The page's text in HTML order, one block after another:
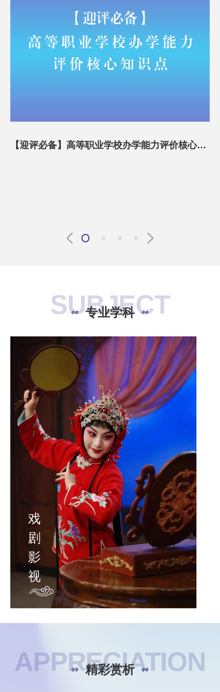
【迎评必备】高等职业学校办学能力评价核心知
SUBJECT
专业学科
戏
剧
影
视
APPRECIATION
精彩赏析